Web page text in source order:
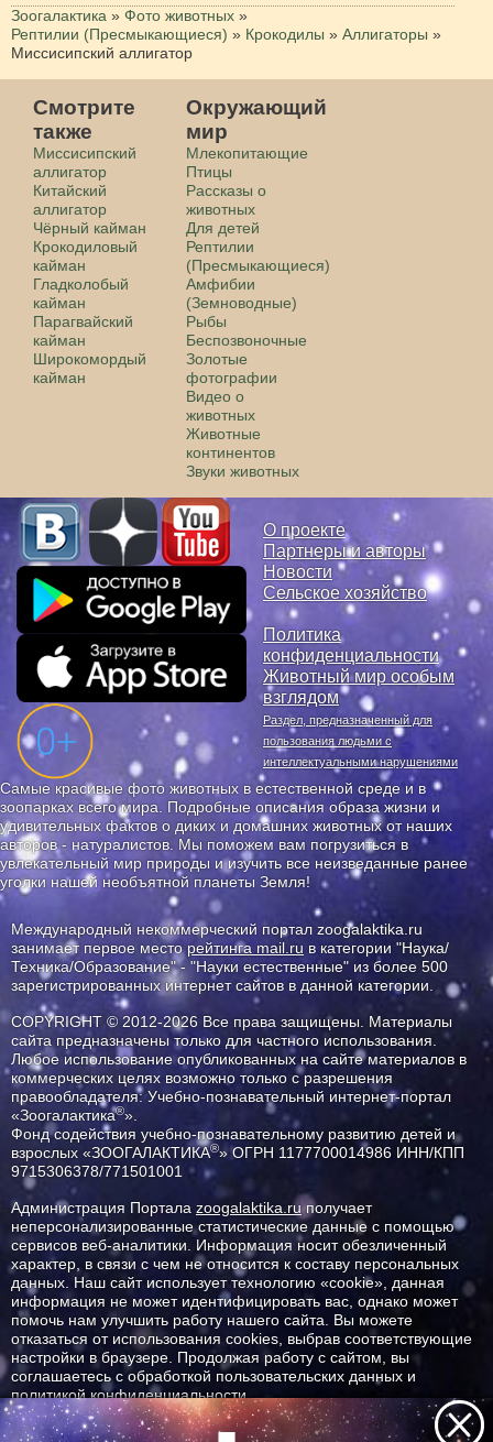
Зоогалактика » Фото животных »
Рептилии (Пресмыкающиеся) » Крокодилы » Аллигаторы »
Миссисипский аллигатор
Смотрите
также
Миссисипский
аллигатор
Китайский
аллигатор
Чёрный кайман
Крокодиловый
кайман
Гладколобый
кайман
Парагвайский
кайман
Широкомордый
кайман
Окружающий
мир
Млекопитающие
Птицы
Рассказы о
животных
Для детей
Рептилии
(Пресмыкающиеся)
Амфибии
(Земноводные)
Рыбы
Беспозвоночные
Золотые
фотографии
Видео о
животных
Животные
континентов
Звуки животных
О проекте
Партнеры и авторы
Новости
Сельское хозяйство
Политика
конфиденциальности
Животный мир особым
взглядом
Раздел, предназначенный для
пользования людьми с
интеллектуальными нарушениями
Самые красивые фото животных в естественной среде и в
зоопарках всего мира. Подробные описания образа жизни и
удивительных фактов о диких и домашних животных от наших
авторов - натуралистов. Мы поможем вам погрузиться в
увлекательный мир природы и изучить все неизведанные ранее
уголки нашей необъятной планеты Земля!
Международный некоммерческий портал zoogalaktika.ru
занимает первое месторейтинга mail.ru в категории "Наука/
Техника/Образование" - "Науки естественные" из более 500
зарегистрированных интернет сайтов в данной категории.
COPYRIGHT © 2012-2026 Все права защищены. Материалы
сайта предназначены только для частного использования.
Любое использование опубликованных на сайте материалов в
коммерческих целях возможно только с разрешения
правообладателя: Учебно-познавательный интернет-портал
«Зоогалактика®».
Фонд содействия учебно-познавательному развитию детей и
взрослых «ЗООГАЛАКТИКА®» ОГРН 1177700014986 ИНН/КПП
9715306378/771501001
Администрация Портала zoogalaktika.ruполучает
неперсонализированные статистические данные с помощью
сервисов веб-аналитики. Информация носит обезличенный
характер, в связи с чем не относится к составу персональных
данных. Наш сайт использует технологию «cookie», данная
информация не может идентифицировать вас, однако может
помочь нам улучшить работу нашего сайта. Вы можете
отказаться от использования cookies, выбрав соответствующие
настройки в браузере. Продолжая работу с сайтом, вы
соглашаетесь с обработкой пользовательских данных и
политикой конфиденциальности.